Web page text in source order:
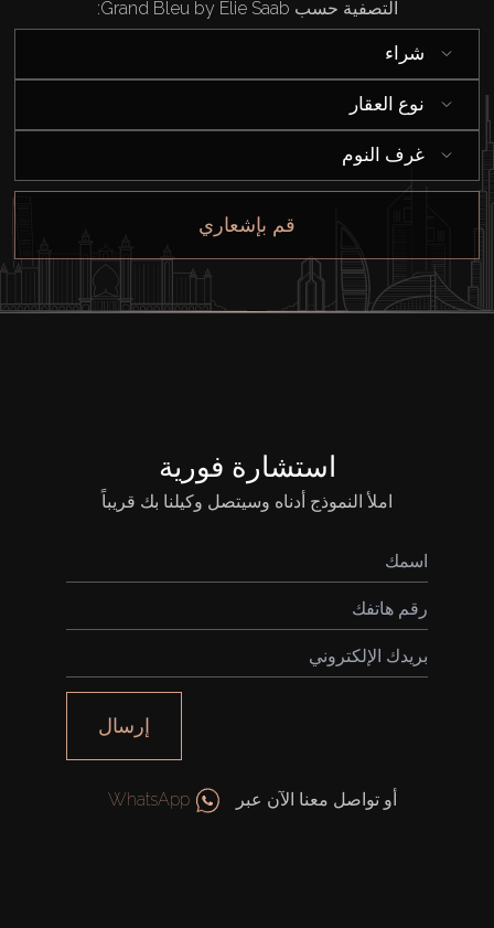
إيجار
من نحن
التصفية حسب Grand Bleu by Elie Saab:
شراء
نوع العقار
غرف النوم
قم بإشعاري
استشارة فورية
املأ النموذج أدناه وسيتصل وكيلنا بك قريباً
إرسال
أو تواصل معنا الآن عبر WhatsApp